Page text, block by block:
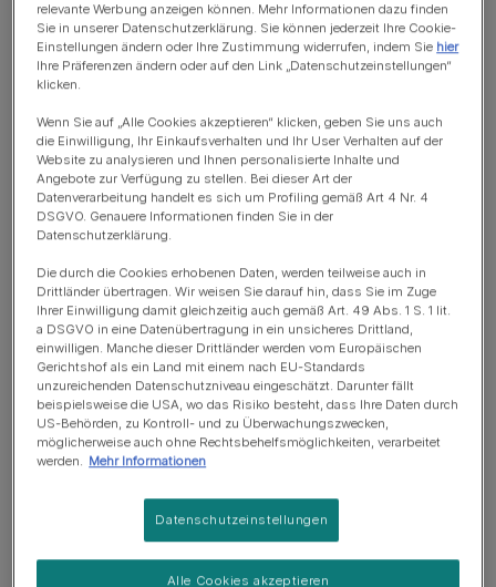
In diesem Artikel
Dürfen Katzen rohe Karotten essen?
Dürfen Katzen gekochte Karotten essen?
Welches Gemüse dürfen Katzen sonst noch essen?
Dürfen Katzen rohe Karotten
essen?
relevante Werbung anzeigen können. Mehr Informationen dazu finden
Sie in unserer Datenschutzerklärung. Sie können jederzeit Ihre Cookie-
Einstellungen ändern oder Ihre Zustimmung widerrufen, indem Sie hier
Ihre Präferenzen ändern oder auf den Link „Datenschutzeinstellungen“
klicken.
Wenn Sie auf „Alle Cookies akzeptieren“ klicken, geben Sie uns auch
die Einwilligung, Ihr Einkaufsverhalten und Ihr User Verhalten auf der
Website zu analysieren und Ihnen personalisierte Inhalte und
Angebote zur Verfügung zu stellen. Bei dieser Art der
Datenverarbeitung handelt es sich um Profiling gemäß Art 4 Nr. 4
DSGVO. Genauere Informationen finden Sie in der
Datenschutzerklärung.
Die durch die Cookies erhobenen Daten, werden teilweise auch in
Drittländer übertragen. Wir weisen Sie darauf hin, dass Sie im Zuge
Ihrer Einwilligung damit gleichzeitig auch gemäß Art. 49 Abs. 1 S. 1 lit.
a DSGVO in eine Datenübertragung in ein unsicheres Drittland,
einwilligen. Manche dieser Drittländer werden vom Europäischen
Gerichtshof als ein Land mit einem nach EU-Standards
unzureichenden Datenschutzniveau eingeschätzt. Darunter fällt
beispielsweise die USA, wo das Risiko besteht, dass Ihre Daten durch
US-Behörden, zu Kontroll- und zu Überwachungszwecken,
möglicherweise auch ohne Rechtsbehelfsmöglichkeiten, verarbeitet
werden. Mehr Informationen
Datenschutzeinstellungen
Alle Cookies akzeptieren